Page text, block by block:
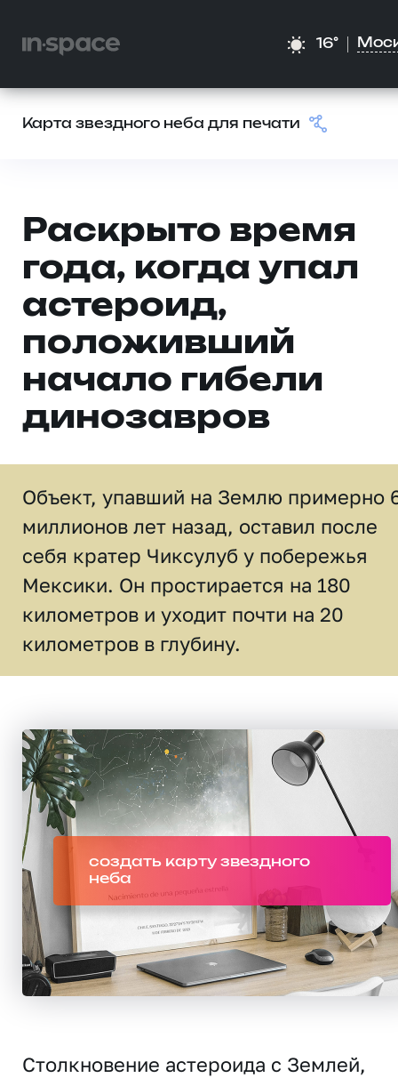
16°
Карта звездного неба для печати
Раскрыто время
года, когда упал
астероид,
положивший
начало гибели
динозавров
Объект, упавший на Землю примерно
миллионов лет назад, оставил после
себя кратер Чиксулуб у побережья
Мексики. Он простирается на 180
километров и уходит почти на 20
километров в глубину.
создать карту звездного
неба
Столкновение астероида с Землей,